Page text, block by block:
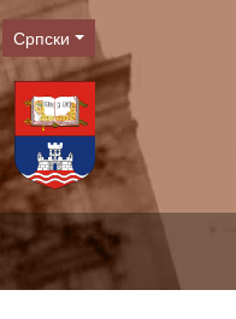
Language
Српски